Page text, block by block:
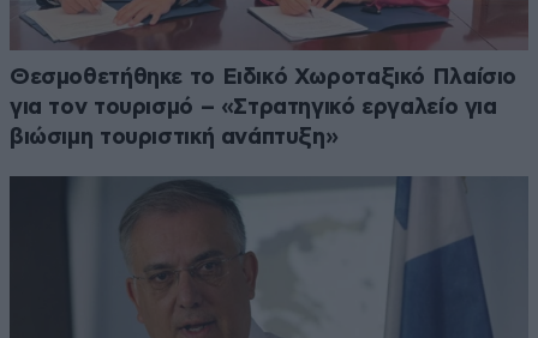
Θεσμοθετήθηκε το Ειδικό Χωροταξικό Πλαίσιο
για τον τουρισμό – «Στρατηγικό εργαλείο για
βιώσιμη τουριστική ανάπτυξη»